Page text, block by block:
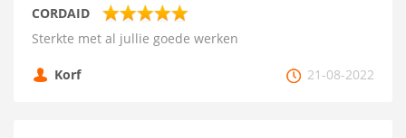
CORDAID
Sterkte met al jullie goede werken
Korf 21-08-2022